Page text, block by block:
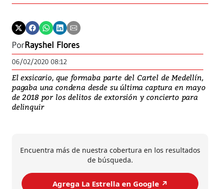
PorRayshel Flores
06/02/2020 08:12
El exsicario, que formaba parte del Cartel de Medellín,
pagaba una condena desde su última captura en mayo
de 2018 por los delitos de extorsión y concierto para
delinquir
Encuentra más de nuestra cobertura en los resultados
de búsqueda.
Agrega La Estrella en Google ↗️